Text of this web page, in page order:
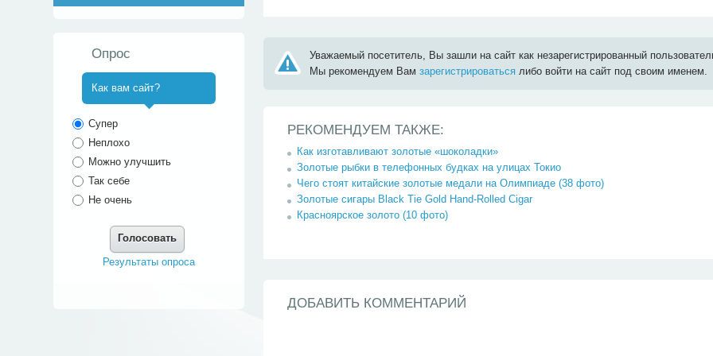
Уважаемый посетитель, Вы зашли на сайт как незарегистрированный
Мы рекомендуем Вамзарегистрироваться либо войти на сайт под своим именем.
РЕКОМЕНДУЕМ ТАКЖЕ:
Как изготавливают золотые «шоколадки»
Золотые рыбки в телефонных будках на улицах Токио
Чего стоят китайские золотые медали на Олимпиаде (38 фото)
Золотые сигары Black Tie Gold Hand-Rolled Cigar
Красноярское золото (10 фото)
ДОБАВИТЬ КОММЕНТАРИЙ
Опрос
Как вам сайт?
Супер
Неплохо
Можно улучшить
Так себе
Не очень
Голосовать
Результаты опроса